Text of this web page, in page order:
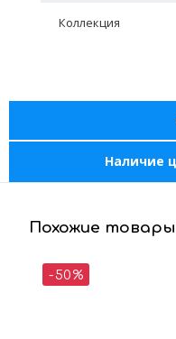
Коллекция
Наличие
Похожие товары
-50%